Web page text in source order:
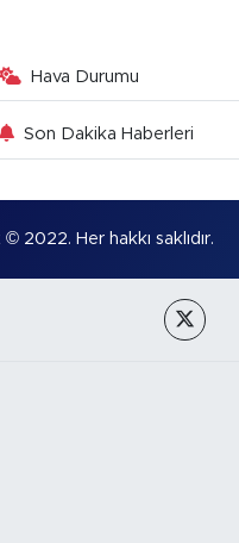
Hava Durumu
Son Dakika Haberleri
2022. Her hakkı saklıdır.